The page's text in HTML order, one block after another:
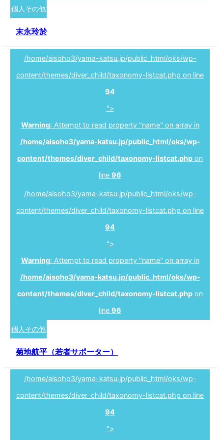
個人その他
末永玲於
/home/aisoho3/yama-katsu.jp/public_html/oks/wp-
content/themes/diver_child/taxonomy-listcat.php on line
94
">
Warning: Attempt to read property "name" on array in
/home/aisoho3/yama-katsu.jp/public_html/oks/wp-
content/themes/diver_child/taxonomy-listcat.php on
line 96
/home/aisoho3/yama-katsu.jp/public_html/oks/wp-
content/themes/diver_child/taxonomy-listcat.php on line
94
">
Warning: Attempt to read property "name" on array in
/home/aisoho3/yama-katsu.jp/public_html/oks/wp-
content/themes/diver_child/taxonomy-listcat.php on
line 96
個人その他
菊地航平（若者サポーター）
/home/aisoho3/yama-katsu.jp/public_html/oks/wp-
content/themes/diver_child/taxonomy-listcat.php on line
94
">